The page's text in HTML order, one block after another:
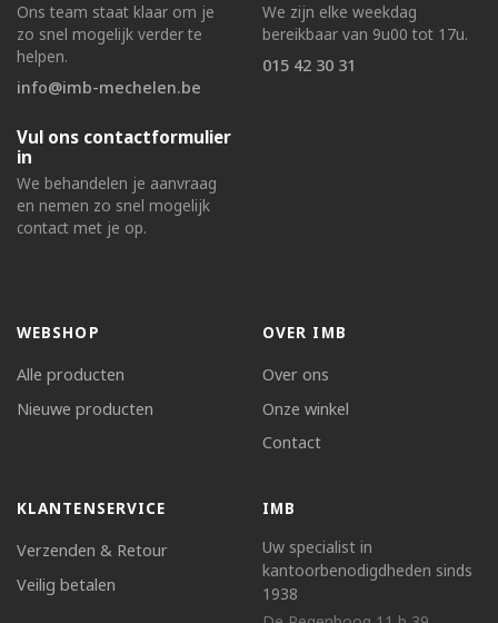
Ons team staat klaar om je
zo snel mogelijk verder te
helpen.
info@imb-mechelen.be
We zijn elke weekdag
bereikbaar van 9u00 tot 17u.
015 42 30 31
Vul ons contactformulier
in
We behandelen je aanvraag
en nemen zo snel mogelijk
contact met je op.
WEBSHOP
Alle producten
Nieuwe producten
OVER IMB
Over ons
Onze winkel
Contact
KLANTENSERVICE
Verzenden & Retour
Veilig betalen
IMB
Uw specialist in
kantoorbenodigdheden sinds
1938